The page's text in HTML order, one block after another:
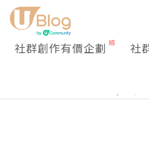
社群創作有價企劃 社